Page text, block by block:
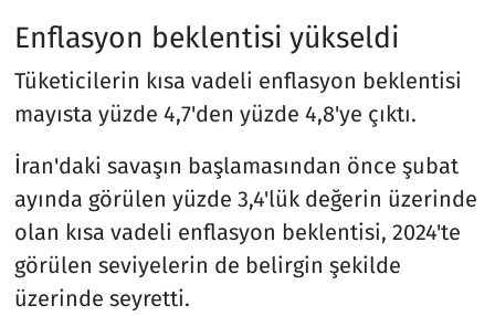
Enflasyon beklentisi yükseldi
Tüketicilerin kısa vadeli enflasyon beklentisi
mayısta yüzde 4,7'den yüzde 4,8'ye çıktı.
İran'daki savaşın başlamasından önce şubat
ayında görülen yüzde 3,4'lük değerin üzerinde
olan kısa vadeli enflasyon beklentisi, 2024'te
görülen seviyelerin de belirgin şekilde
üzerinde seyretti.